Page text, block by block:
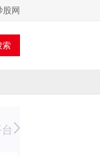
股网
索